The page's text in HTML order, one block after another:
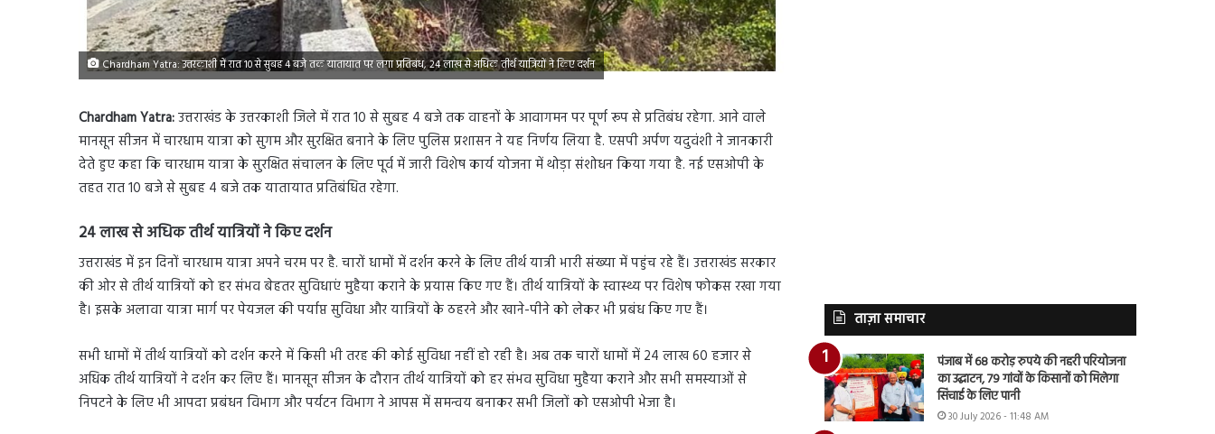
Chardham Yatra: उत्तरकाशी में रात 10 से सुबह 4 बजे तक यातायात पर लगा प्रतिबंध, 24 लाख से अधिक तीर्थ यात्रियों ने किए दर्शन
Chardham Yatra:उत्तराखंड के उत्तरकाशी जिले में रात 10 से सुबह 4 बजे तक वाहनों के आवागमन पर पूर्ण रूप से प्रतिबंध रहेगा. आने वाले
मानसून सीजन में चारधाम यात्रा को सुगम और सुरक्षित बनाने के लिए पुलिस प्रशासन ने यह निर्णय लिया है. एसपी अर्पण यदुवंशी ने जानकारी
देते हुए कहा कि चारधाम यात्रा के सुरक्षित संचालन के लिए पूर्व में जारी विशेष कार्य योजना में थोड़ा संशोधन किया गया है. नई एसओपी के
तहत रात 10 बजे से सुबह 4 बजे तक यातायात प्रतिबंधित रहेगा.
24 लाख से अधिक तीर्थ यात्रियों ने किए दर्शन
उत्तराखंड में इन दिनों चारधाम यात्रा अपने चरम पर है. चारों धामों में दर्शन करने के लिए तीर्थ यात्री भारी संख्या में पहुंच रहे हैं। उत्तराखंड सरकार
की ओर से तीर्थ यात्रियों को हर संभव बेहतर सुविधाएं मुहैया कराने के प्रयास किए गए हैं। तीर्थ यात्रियों के स्वास्थ्य पर विशेष फोकस रखा गया
है। इसके अलावा यात्रा मार्ग पर पेयजल की पर्याप्त सुविधा और यात्रियों के ठहरने और खाने-पीने को लेकर भी प्रबंध किए गए हैं।
सभी धामों में तीर्थ यात्रियों को दर्शन करने में किसी भी तरह की कोई सुविधा नहीं हो रही है। अब तक चारों धामों में 24 लाख 60 हजार से
अधिक तीर्थ यात्रियों ने दर्शन कर लिए हैं। मानसून सीजन के दौरान तीर्थ यात्रियों को हर संभव सुविधा मुहैया कराने और सभी समस्याओं से
निपटने के लिए भी आपदा प्रबंधन विभाग और पर्यटन विभाग ने आपस में समन्वय बनाकर सभी जिलों को एसओपी भेजा है।
ताज़ा समाचार
पंजाब में 68 करोड़ रुपये की नहरी परियोजना
का उद्घाटन, 79 गांवों के किसानों को मिलेगा
सिंचाई के लिए पानी
30 July 2026 - 11:48 AM